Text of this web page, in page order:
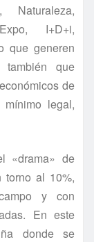
I+D+i,
que generen
también que
de
legal,
«drama» de
torno al 10%,
y con
En este
donde se